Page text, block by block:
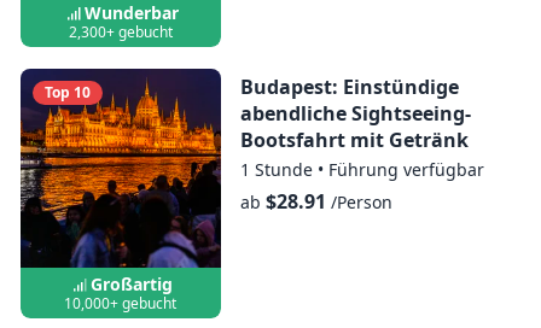
Buchung. Die dekorative Beleuchtung von
Sehenswürdigkeiten kann nicht garantiert
werden.
Wunderbar
2,300+ gebucht
Top 10
Großartig
10,000+ gebucht
Budapest: Einstündige
abendliche Sightseeing-
Bootsfahrt mit Getränk
1 Stunde • Führung verfügbar
ab $28.91 /Person